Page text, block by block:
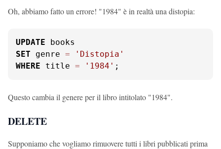
Oh, abbiamo fatto un errore! "1984" è in realtà una distopia:
UPDATE
SET genre =
'Distopia'
WHERE title = '1984' ;
Questo cambia il genere per il libro intitolato "1984".
DELETE
Supponiamo che vogliamo rimuovere tutti i libri pubblicati prima